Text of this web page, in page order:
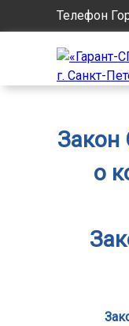
Телефон
Закон
о